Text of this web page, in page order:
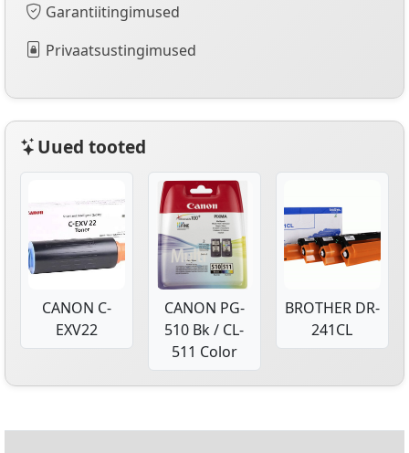
Garantiitingimused
Privaatsustingimused
Uued tooted
CANON C-
EXV22
CANON PG-
510 Bk / CL-
511 Color
BROTHER DR-
241CL